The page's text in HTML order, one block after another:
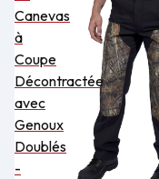
Canevas
à
Coupe
Décontractée
avec
Genoux
Doublés
-